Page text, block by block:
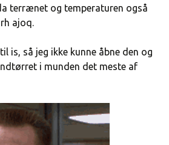
terrænet og temperaturen også
ajoq.
is, så jeg ikke kunne åbne den og
i munden det meste af